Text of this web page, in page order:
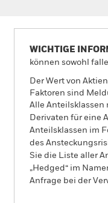
WICHTIGE
können sowohl
Der Wert von
Faktoren sind
Alle Anteilsklassen
Derivaten für eine
Anteilsklassen im
des
Sie die Liste aller
„Hedged“ im
Anfrage bei der